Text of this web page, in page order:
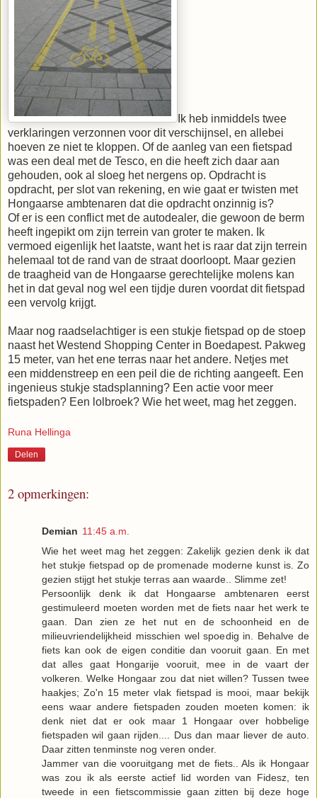
Ik heb inmiddels twee
verklaringen verzonnen voor dit verschijnsel, en allebei
hoeven ze niet te kloppen. Of de aanleg van een fietspad
was een deal met de Tesco, en die heeft zich daar aan
gehouden, ook al sloeg het nergens op. Opdracht is
opdracht, per slot van rekening, en wie gaat er twisten met
Hongaarse ambtenaren dat die opdracht onzinnig is?
Of er is een conflict met de autodealer, die gewoon de berm
heeft ingepikt om zijn terrein van groter te maken. Ik
vermoed eigenlijk het laatste, want het is raar dat zijn terrein
helemaal tot de rand van de straat doorloopt. Maar gezien
de traagheid van de Hongaarse gerechtelijke molens kan
het in dat geval nog wel een tijdje duren voordat dit fietspad
een vervolg krijgt.
Maar nog raadselachtiger is een stukje fietspad op de stoep
naast het Westend Shopping Center in Boedapest. Pakweg
15 meter, van het ene terras naar het andere. Netjes met
een middenstreep en een peil die de richting aangeeft. Een
ingenieus stukje stadsplanning? Een actie voor meer
fietspaden? Een lolbroek? Wie het weet, mag het zeggen.
Runa Hellinga
Delen
2 opmerkingen:
Demian 11:45 a.m.
Wie het weet mag het zeggen: Zakelijk gezien denk ik dat
het stukje fietspad op de promenade moderne kunst is. Zo
gezien stijgt het stukje terras aan waarde.. Slimme zet!
Persoonlijk denk ik dat Hongaarse ambtenaren eerst
gestimuleerd moeten worden met de fiets naar het werk te
gaan. Dan zien ze het nut en de schoonheid en de
milieuvriendelijkheid misschien wel spoedig in. Behalve de
fiets kan ook de eigen conditie dan vooruit gaan. En met
dat alles gaat Hongarije vooruit, mee in de vaart der
volkeren. Welke Hongaar zou dat niet willen? Tussen twee
haakjes; Zo'n 15 meter vlak fietspad is mooi, maar bekijk
eens waar andere fietspaden zouden moeten komen: ik
denk niet dat er ook maar 1 Hongaar over hobbelige
fietspaden wil gaan rijden.... Dus dan maar liever de auto.
Daar zitten tenminste nog veren onder.
Jammer van die vooruitgang met de fiets.. Als ik Hongaar
was zou ik als eerste actief lid worden van Fidesz, ten
tweede in een fietscommissie gaan zitten bij deze hoge